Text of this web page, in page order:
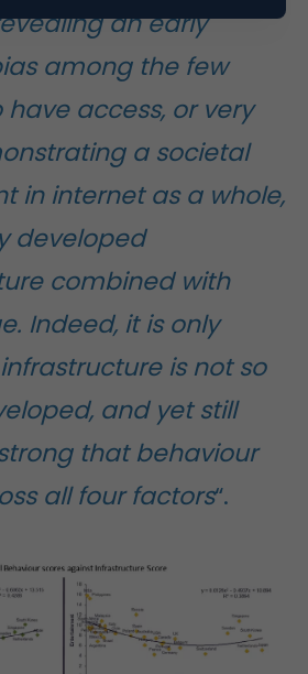
an early
among the few
have access, or very
a societal
in internet as a whole,
developed
combined with
Indeed, it is only
is not so
and yet still
that behaviour
all four factors“.